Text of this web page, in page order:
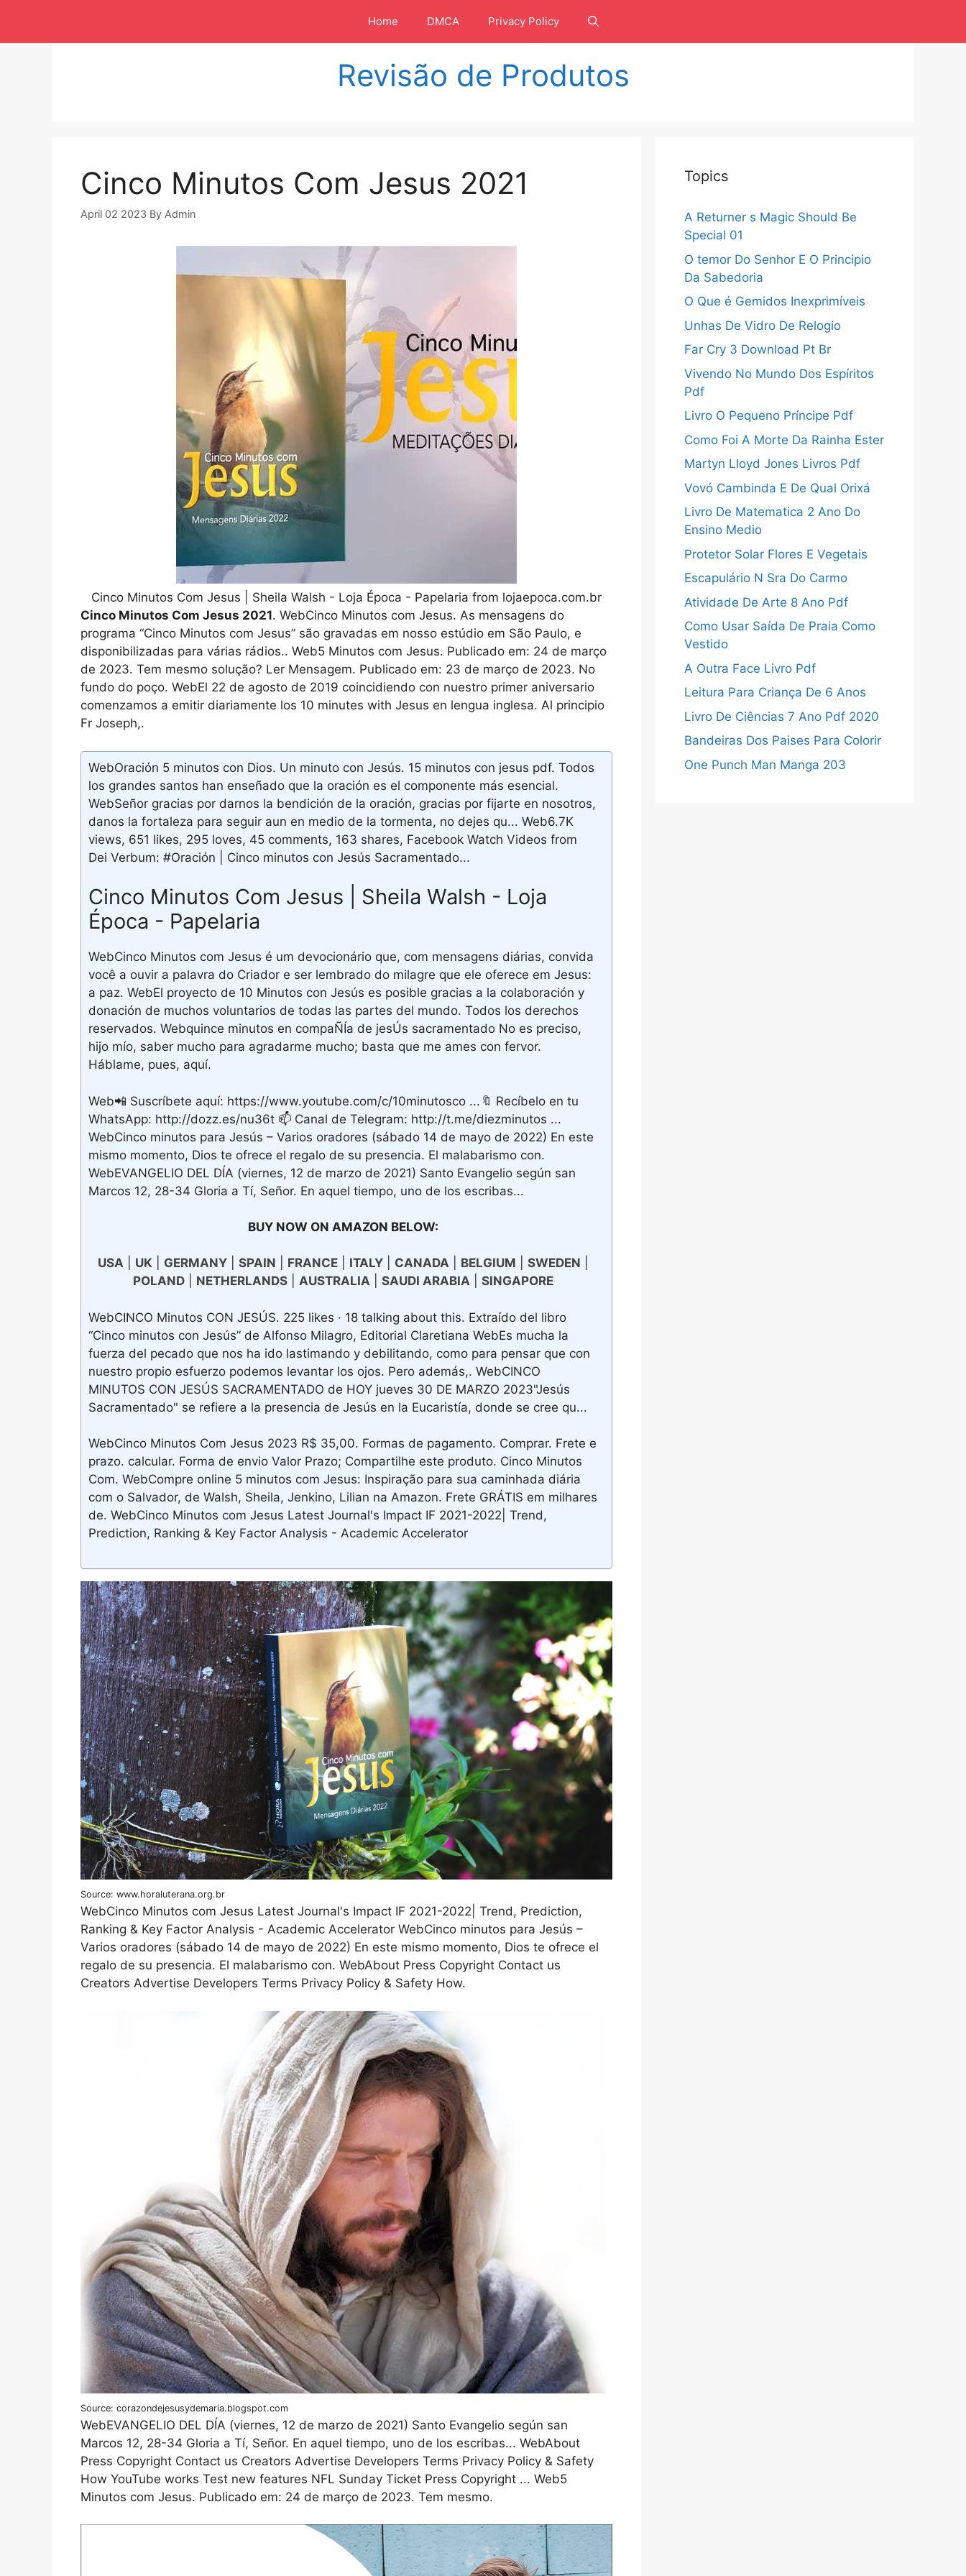
isi
Home DMCA Privacy Policy
Revisão de Produtos
Cinco Minutos Com Jesus 2021
April 02 2023 By Admin
Cinco Minutos Com Jesus | Sheila Walsh - Loja Época - Papelaria from lojaepoca.com.br
Cinco Minutos Com Jesus 2021. WebCinco Minutos com Jesus. As mensagens do
programa “Cinco Minutos com Jesus” são gravadas em nosso estúdio em São Paulo, e
disponibilizadas para várias rádios.. Web5 Minutos com Jesus. Publicado em: 24 de março
de 2023. Tem mesmo solução? Ler Mensagem. Publicado em: 23 de março de 2023. No
fundo do poço. WebEl 22 de agosto de 2019 coincidiendo con nuestro primer aniversario
comenzamos a emitir diariamente los 10 minutes with Jesus en lengua inglesa. Al principio
Fr Joseph,.
WebOración 5 minutos con Dios. Un minuto con Jesús. 15 minutos con jesus pdf. Todos
los grandes santos han enseñado que la oración es el componente más esencial.
WebSeñor gracias por darnos la bendición de la oración, gracias por fijarte en nosotros,
danos la fortaleza para seguir aun en medio de la tormenta, no dejes qu... Web6.7K
views, 651 likes, 295 loves, 45 comments, 163 shares, Facebook Watch Videos from
Dei Verbum: #Oración | Cinco minutos con Jesús Sacramentado...
Cinco Minutos Com Jesus | Sheila Walsh - Loja
Época - Papelaria
WebCinco Minutos com Jesus é um devocionário que, com mensagens diárias, convida
você a ouvir a palavra do Criador e ser lembrado do milagre que ele oferece em Jesus:
a paz. WebEl proyecto de 10 Minutos con Jesús es posible gracias a la colaboración y
donación de muchos voluntarios de todas las partes del mundo. Todos los derechos
reservados. Webquince minutos en compaÑÍa de jesÚs sacramentado No es preciso,
hijo mío, saber mucho para agradarme mucho; basta que me ames con fervor.
Háblame, pues, aquí.
Web📲 Suscríbete aquí: https://www.youtube.com/c/10minutosco ...🔖 Recíbelo en tu
WhatsApp: http://dozz.es/nu36t 📫 Canal de Telegram: http://t.me/diezminutos ...
WebCinco minutos para Jesús – Varios oradores (sábado 14 de mayo de 2022) En este
mismo momento, Dios te ofrece el regalo de su presencia. El malabarismo con.
WebEVANGELIO DEL DÍA (viernes, 12 de marzo de 2021) Santo Evangelio según san
Marcos 12, 28-34 Gloria a Tí, Señor. En aquel tiempo, uno de los escribas...
BUY NOW ON AMAZON BELOW:
USA| UK| GERMANY| SPAIN FRANCE| ITALY| CANADA| BELGIUM SWEDEN
POLAND| NETHERLANDS| AUSTRALIA| SAUDI ARABIA| SINGAPORE
WebCINCO Minutos CON JESÚS. 225 likes · 18 talking about this. Extraído del libro
“Cinco minutos con Jesús” de Alfonso Milagro, Editorial Claretiana WebEs mucha la
fuerza del pecado que nos ha ido lastimando y debilitando, como para pensar que con
nuestro propio esfuerzo podemos levantar los ojos. Pero además,. WebCINCO
MINUTOS CON JESÚS SACRAMENTADO de HOY jueves 30 DE MARZO 2023"Jesús
Sacramentado" se refiere a la presencia de Jesús en la Eucaristía, donde se cree qu...
WebCinco Minutos Com Jesus 2023 R$ 35,00. Formas de pagamento. Comprar. Frete e
prazo. calcular. Forma de envio Valor Prazo; Compartilhe este produto. Cinco Minutos
Com. WebCompre online 5 minutos com Jesus: Inspiração para sua caminhada diária
com o Salvador, de Walsh, Sheila, Jenkino, Lilian na Amazon. Frete GRÁTIS em milhares
de. WebCinco Minutos com Jesus Latest Journal's Impact IF 2021-2022| Trend,
Prediction, Ranking & Key Factor Analysis - Academic Accelerator
Source: www.horaluterana.org.br
WebCinco Minutos com Jesus Latest Journal's Impact IF 2021-2022| Trend, Prediction,
Ranking & Key Factor Analysis - Academic Accelerator WebCinco minutos para Jesús –
Varios oradores (sábado 14 de mayo de 2022) En este mismo momento, Dios te ofrece el
regalo de su presencia. El malabarismo con. WebAbout Press Copyright Contact us
Creators Advertise Developers Terms Privacy Policy & Safety How.
Source: corazondejesusydemaria.blogspot.com
WebEVANGELIO DEL DÍA (viernes, 12 de marzo de 2021) Santo Evangelio según san
Marcos 12, 28-34 Gloria a Tí, Señor. En aquel tiempo, uno de los escribas... WebAbout
Press Copyright Contact us Creators Advertise Developers Terms Privacy Policy & Safety
How YouTube works Test new features NFL Sunday Ticket Press Copyright ... Web5
Minutos com Jesus. Publicado em: 24 de março de 2023. Tem mesmo.
Topics
A Returner s Magic Should Be
Special 01
O temor Do Senhor E O Principio
Da Sabedoria
O Que é Gemidos Inexprimíveis
Unhas De Vidro De Relogio
Far Cry 3 Download Pt Br
Vivendo No Mundo Dos Espíritos
Pdf
Livro O Pequeno Príncipe Pdf
Como Foi A Morte Da Rainha Ester
Martyn Lloyd Jones Livros Pdf
Vovó Cambinda E De Qual Orixá
Livro De Matematica 2 Ano Do
Ensino Medio
Protetor Solar Flores E Vegetais
Escapulário N Sra Do Carmo
Atividade De Arte 8 Ano Pdf
Como Usar Saída De Praia Como
Vestido
A Outra Face Livro Pdf
Leitura Para Criança De 6 Anos
Livro De Ciências 7 Ano Pdf 2020
Bandeiras Dos Paises Para Colorir
One Punch Man Manga 203